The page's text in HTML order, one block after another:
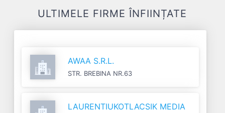
ULTIMELE FIRME ÎNFIINȚATE
AWAA S.R.L.
STR. BREBINA NR.63
LAURENTIUKOTLACSIK MEDIA